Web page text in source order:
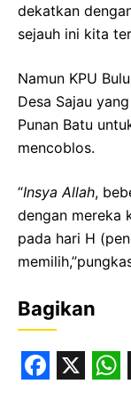
dekatkan
sejauh ini kita
Namun KPU
Desa Sajau
Punan Batu
mencoblos.
“Insya Allah,
dengan mereka
pada hari H
Bagikan